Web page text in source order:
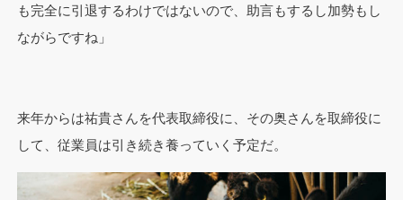
も完全に引退するわけではないので、助言もするし加勢もし
ながらですね」
来年からは祐貴さんを代表取締役に、その奥さんを取締役に
して、従業員は引き続き養っていく予定だ。